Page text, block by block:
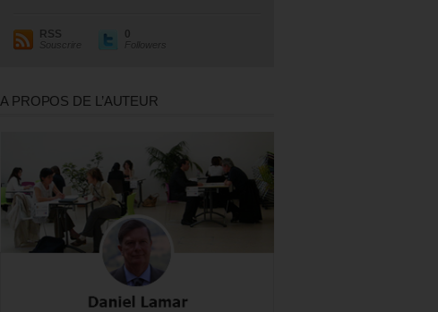
RSS
Souscrire
0
Followers
A PROPOS DE L’AUTEUR